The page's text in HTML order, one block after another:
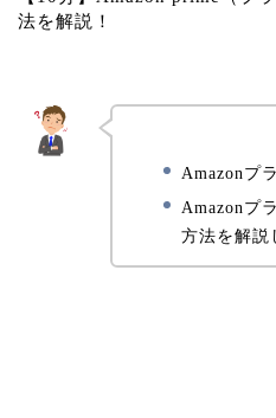
法を解説！
Amazonプ
Amazonプ
方法を解説